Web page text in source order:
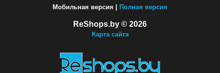
Мобильная версия | Полная версия
ReShops.by © 2026
Карта сайта